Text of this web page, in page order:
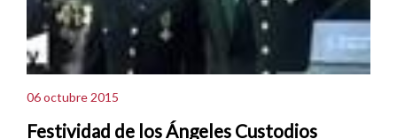
06 octubre 2015
Festividad de los Ángeles Custodios